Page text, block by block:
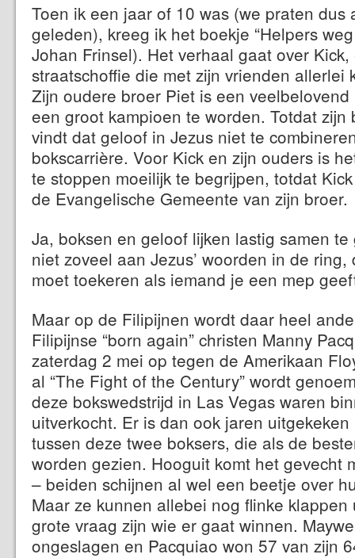
Toen ik een jaar of 10 was (we praten dus
geleden), kreeg ik het boekje “Helpers
Johan Frinsel). Het verhaal gaat over
straatschoffie die met zijn vrienden allerlei
Zijn oudere broer Piet is een
een groot kampioen te worden. Totdat
vindt dat geloof in Jezus niet te
bokscarrière. Voor Kick en zijn ouders is
te stoppen moeilijk te begrijpen, totdat
de Evangelische Gemeente van zijn broer.
Ja, boksen en geloof lijken lastig samen
niet zoveel aan Jezus’ woorden in de
moet toekeren als iemand je een mep
Maar op de Filipijnen wordt daar heel
Filipijnse “born again” christen Manny
zaterdag 2 mei op tegen de Amerikaan
al “The Fight of the Century” wordt
deze bokswedstrijd in Las Vegas waren
uitverkocht. Er is dan ook jaren
tussen deze twee boksers, die als de
worden gezien. Hooguit komt het gevecht
– beiden schijnen al wel een beetje over
Maar ze kunnen allebei nog flinke
grote vraag zijn wie er gaat winnen.
ongeslagen en Pacquiao won 57 van zijn